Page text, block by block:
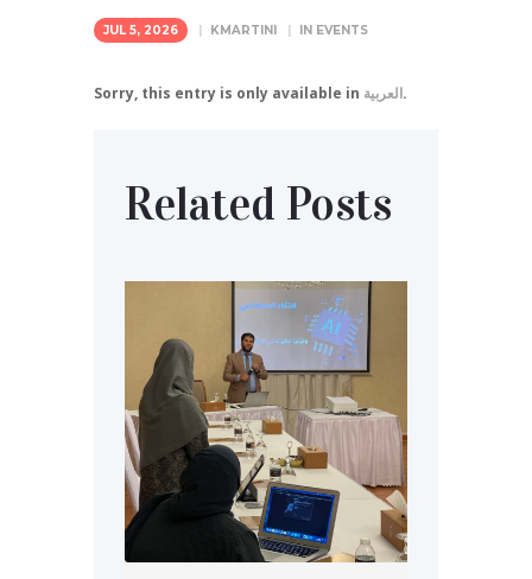
JUL 5, 2026 KMARTINI IN EVENTS
Sorry, this entry is only available in العربية.
Related Posts